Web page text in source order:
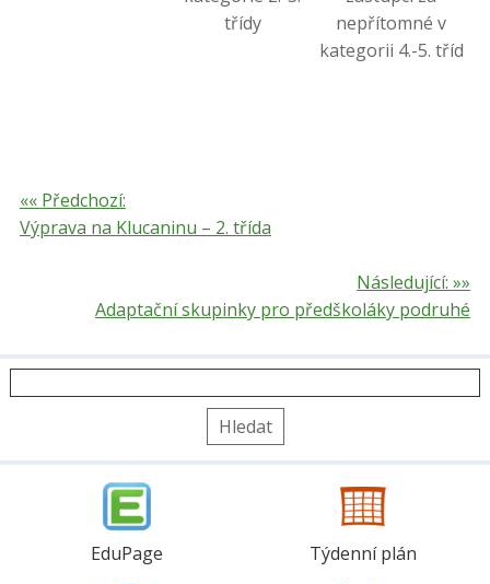
třídy
nepřítomné v
kategorii 4.-5. tříd
«« Předchozí:
Výprava na Klucaninu – 2. třída
Následující: »»
Adaptační skupinky pro předškoláky podruhé
EduPage Týdenní plán